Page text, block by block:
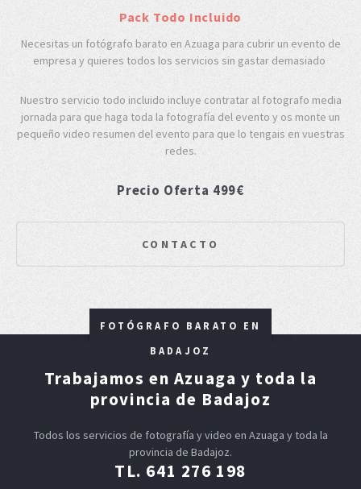
Pack Todo Incluido
Necesitas un fotógrafo barato en Azuaga para cubrir un evento de
empresa y quieres todos los servicios sin gastar demasiado
Nuestro servicio todo incluido incluye contratar al fotografo media
jornada para que haga toda la fotografía del evento y os monte un
pequeño video resumen del evento para que lo tengais en vuestras
redes.
Precio Oferta 499€
CONTACTO
FOTÓGRAFO BARATO EN
BADAJOZ
Trabajamos en Azuaga y toda la
provincia de Badajoz
Todos los servicios de fotografía y video en Azuaga y toda la
provincia de Badajoz.
TL. 641 276 198